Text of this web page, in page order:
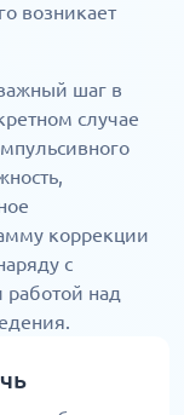
возникает
шаг в
случае
коррекции
с
работой над